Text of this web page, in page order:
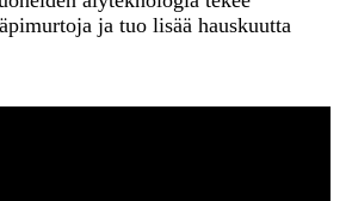
ja tuo lisää hauskuutta